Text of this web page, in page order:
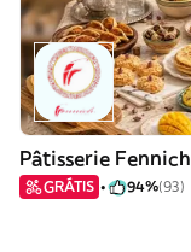
Pâtisserie Fennich
GRÁTIS 94%(93)